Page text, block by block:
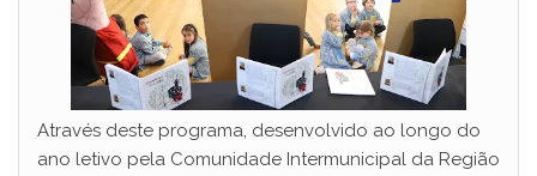
Através deste programa, desenvolvido ao longo do
ano letivo pela Comunidade Intermunicipal da Região